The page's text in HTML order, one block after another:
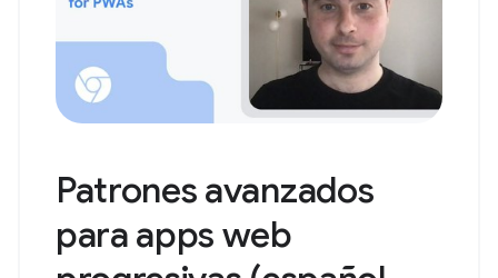
Patrones avanzados
para apps web